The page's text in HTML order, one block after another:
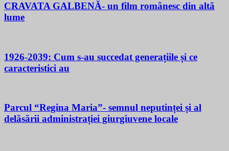
CRAVATA GALBENĂ- un film românesc din altă
lume
1926-2039: Cum s-au succedat generațiile și ce
caracteristici au
Parcul “Regina Maria”- semnul neputinței și al
delăsării administrației giurgiuvene locale